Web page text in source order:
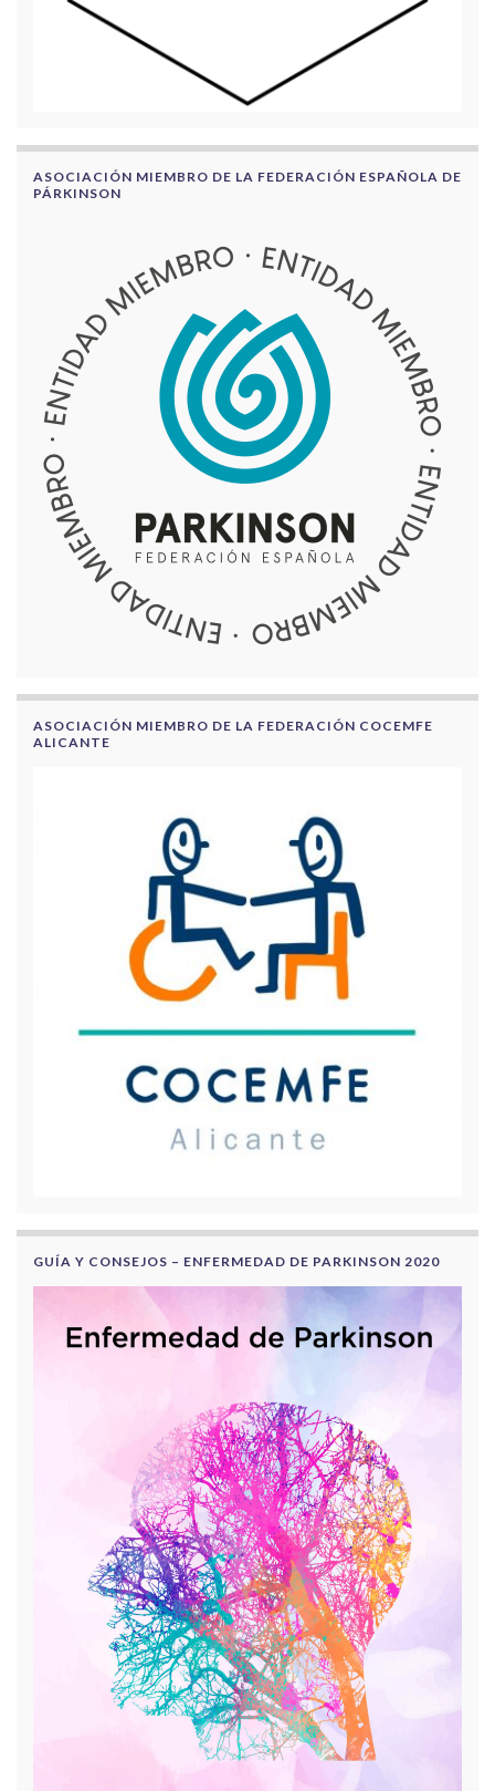
ASOCIACIÓN MIEMBRO DE LA FEDERACIÓN ESPAÑOLA DE
PÁRKINSON
ASOCIACIÓN MIEMBRO DE LA FEDERACIÓN COCEMFE
ALICANTE
GUÍA Y CONSEJOS – ENFERMEDAD DE PARKINSON 2020